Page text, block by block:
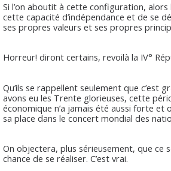
Si l’on aboutit à cette configuration,
cette capacité d’indépendance et de se
ses propres valeurs et ses propres
Horreur! diront certains, revoilà la IV°
Qu’ils se rappellent seulement que c’est
avons eu les Trente glorieuses, cette
économique n’a jamais été aussi forte et
sa place dans le concert mondial des
On objectera, plus sérieusement, que ce
chance de se réaliser. C’est vrai.